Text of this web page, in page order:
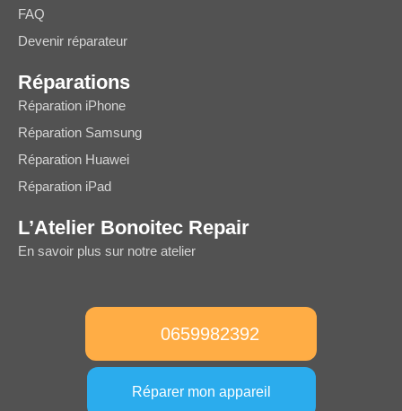
FAQ
Devenir réparateur
Réparations
Réparation iPhone
Réparation Samsung
Réparation Huawei
Réparation iPad
L’Atelier Bonoitec Repair
En savoir plus sur notre atelier
0659982392
Réparer mon appareil